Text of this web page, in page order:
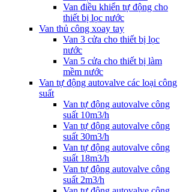
Van điều khiển tự động cho
thiết bị lọc nước
Van thủ công xoay tay
Van 3 cửa cho thiết bị lọc
nước
Van 5 cửa cho thiết bị làm
mềm nước
Van tự động autovalve các loại công
suất
Van tự động autovalve công
suất 10m3/h
Van tự động autovalve công
suất 30m3/h
Van tự động autovalve công
suất 18m3/h
Van tự động autovalve công
suất 2m3/h